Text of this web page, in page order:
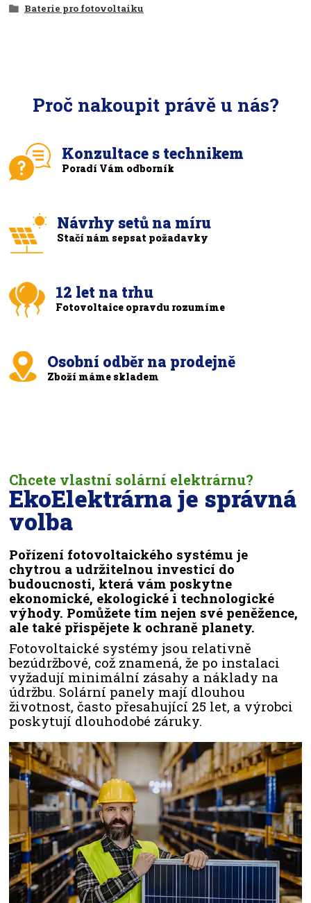
Baterie pro fotovoltaiku
Proč nakoupit právě u nás?
Konzultace s technikem
Poradí Vám odborník
Návrhy setů na míru
Stačí nám sepsat požadavky
12 let na trhu
Fotovoltaice opravdu rozumíme
Osobní odběr na prodejně
Zboží máme skladem
Chcete vlastní solární elektrárnu?
EkoElektrárna je správná
volba
Pořízení fotovoltaického systému je
chytrou a udržitelnou investicí do
budoucnosti, která vám poskytne
ekonomické, ekologické i technologické
výhody. Pomůžete tím nejen své peněžence,
ale také přispějete k ochraně planety.
Fotovoltaické systémy jsou relativně
bezúdržbové, což znamená, že po instalaci
vyžadují minimální zásahy a náklady na
údržbu. Solární panely mají dlouhou
životnost, často přesahující 25 let, a výrobci
poskytují dlouhodobé záruky.